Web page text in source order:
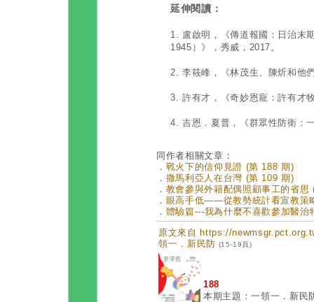
延伸閱讀：
1. 盧啟明，《傳道報國：日治末
1945）》，秀威，2017。
2. 李筱峰，《林茂生、陳炘和他
3. 許有才，《奇妙恩寵：許有才
4. 吉恩．夏普，《群眾性防衛：
同作者相關文章：
． 戰火下的信仰見證 (第 188 期)
． 撒馬利亞人在台灣 (第 109 期)
． 教會參與外籍配偶照顧事工的省思
． 眼高手低——從教勢統計看宣教策
． 體驗篇---我為什麼不喜歡參加醫
原文來自 https://
領一．新民防 (15-19頁)
188
本期主題：一領一．新民